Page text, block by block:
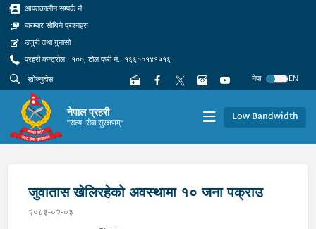
आपतकालीन सम्पर्क नं.
बारम्बार सोधिने प्रश्नहरु
उजुरी तथा गुनासो
प्रहरी कन्ट्रोल : १००, टोल फ्री नं.: १६६००१४१५१६
नेपा
EN
नेपाल प्रहरी
"सत्य, सेवा सुरक्षणम्" Low Bandwidth
जुवातास खेलिरहेको अवस्थामा १० जना पक्राउ
२०८३-०२-०३